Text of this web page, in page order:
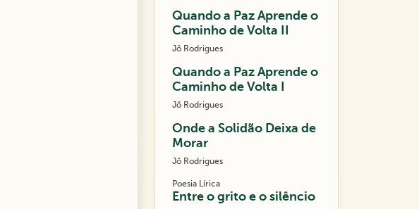
Quando a Paz Aprende o
Caminho de Volta II
Jô Rodrigues
Quando a Paz Aprende o
Caminho de Volta I
Jô Rodrigues
Onde a Solidão Deixa de
Morar
Jô Rodrigues
Poesia Lírica
Entre o grito e o silêncio